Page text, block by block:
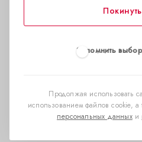
Запомнить
Продолжая использовать
использованием файлов cookie,
персональных данныхи
О
Дилерский
Попперсы